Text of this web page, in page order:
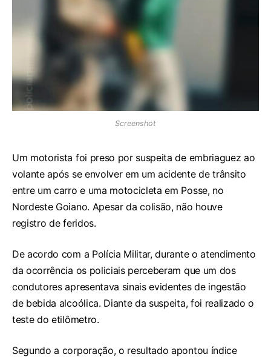
Screenshot
Um motorista foi preso por suspeita de embriaguez ao
volante após se envolver em um acidente de trânsito
entre um carro e uma motocicleta em Posse, no
Nordeste Goiano. Apesar da colisão, não houve
registro de feridos.
De acordo com a Polícia Militar, durante o atendimento
da ocorrência os policiais perceberam que um dos
condutores apresentava sinais evidentes de ingestão
de bebida alcoólica. Diante da suspeita, foi realizado o
teste do etilômetro.
Segundo a corporação, o resultado apontou índice